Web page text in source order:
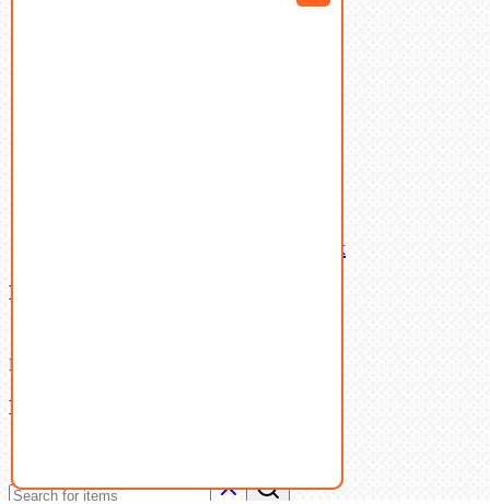
Латунный и бронзовый крепеж
Ваша корзина
В корзине нет товаров.
Поиск